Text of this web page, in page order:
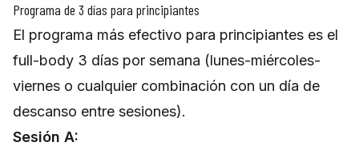
Programa de 3 días para principiantes
El programa más efectivo para principiantes es el
full-body 3 días por semana (lunes-miércoles-
viernes o cualquier combinación con un día de
descanso entre sesiones).
Sesión A: